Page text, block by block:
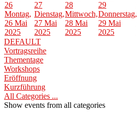
26
Montag,
26 Mai
2025
27
Dienstag,
27 Mai
2025
28
Mittwoch,
28 Mai
2025
29
Donnerstag,
29 Mai
2025
DEFAULT
Vortragsreihe
Thementage
Workshops
Eröffnung
Kurzführung
All Categories ...
Show events from all categories